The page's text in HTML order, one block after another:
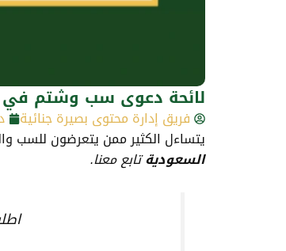
لائحة دعوى سب وشتم في
فريق إدارة محتوى بصيرة جنائية
يتساءل الكثير ممن يتعرضون
السعوديةتابع معنا.